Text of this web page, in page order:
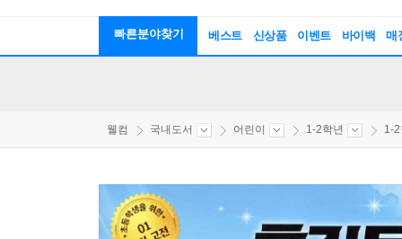
빠른분야찾기 베스트 신상품 이벤트 바이백 매
웰컴 국내도서 어린이 1-2학년 1-